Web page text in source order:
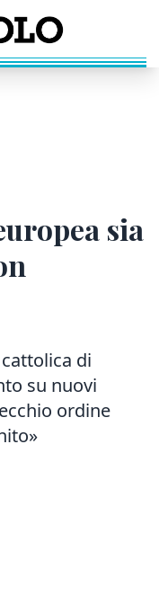
sia
di
su nuovi
ordine